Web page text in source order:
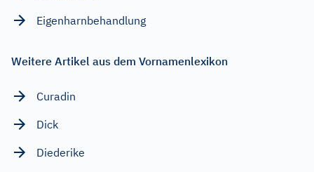
Eigenharnbehandlung
Weitere Artikel aus dem Vornamenlexikon
Curadin
Dick
Diederike